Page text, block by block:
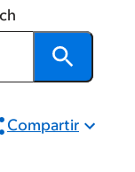
Compartir